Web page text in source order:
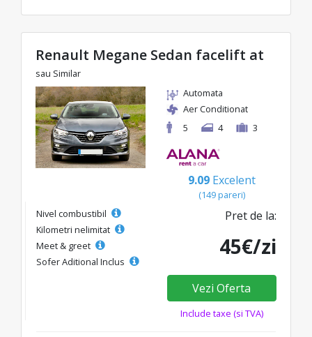
Renault Megane Sedan facelift at
sau Similar
Automata
Aer Conditionat
5
4 3
9.09 Excelent
(149 pareri)
Nivel combustibil
Kilometri nelimitat
Meet & greet
Sofer Aditional Inclus
Pret de la:
45€/zi
Vezi Oferta
Include taxe (si TVA)